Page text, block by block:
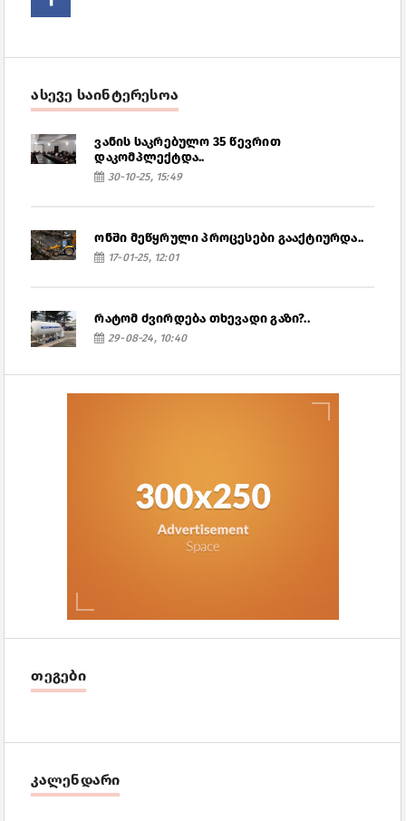
ასევე საინტერესოა
ვანის საკრებულო 35 წევრით
დაკომპლექტდა..
30-10-25, 15:49
ონში მეწყრული პროცესები გააქტიურდა..
17-01-25, 12:01
რატომ ძვირდება თხევადი გაზი?..
29-08-24, 10:40
თეგები
კალენდარი